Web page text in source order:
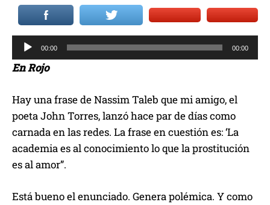
e
p
o
d
u
c
t
o
00:00 00:00
En Rojo
Hay una frase de Nassim Taleb que mi amigo, el
poeta John Torres, lanzó hace par de días como
carnada en las redes. La frase en cuestión es: ‘La
academia es al conocimiento lo que la prostitución
es al amor”.
Está bueno el enunciado. Genera polémica. Y como